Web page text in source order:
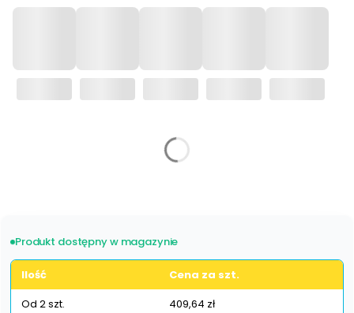
Poszczególne warianty mogą różnić się ceną
Produkt dostępny w magazynie
Ilość
Cena za szt.
Od 2 szt.
409,64 zł